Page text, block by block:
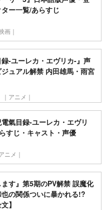
ー一覧/あらすじ
画｜
録-ユーレカ・エヴリカ-』声
ュアル解禁 内田雄馬・雨宮
｜アニメ｜
氣目録-ユーレカ・エヴリ
すじ・キャスト・声優
ニメ｜
ます』第5期のPV解禁 誤魔化
の関係ついに暴かれる!?
】